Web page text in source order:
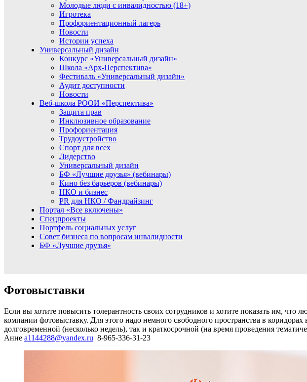
Молодые люди с инвалидностью (18+)
Игротека
Профориентационный лагерь
Новости
Истории успеха
Универсальный дизайн
Конкурс «Универсальный дизайн»
Школа «Арх-Перспектива»
Фестиваль «Универсальный дизайн»
Аудит доступности
Новости
Веб-школа РООИ «Перспектива»
Защита прав
Инклюзивное образование
Профориентация
Трудоустройство
Спорт для всех
Лидерство
Универсальный дизайн
БФ «Лучшие друзья» (вебинары)
Кино без барьеров (вебинары)
НКО и бизнес
PR для НКО / Фандрайзинг
Портал «Все включены»
Спецпроекты
Портфель социальных услуг
Совет бизнеса по вопросам инвалидности
БФ «Лучшие друзья»
Фотовыставки
Если вы хотите повысить толерантность своих сотрудников и хотите показать им,
компании фотовыставку. Для этого надо немного свободного пространства в
долговременной (несколько недель), так и краткосрочной (на время проведения
Анне a1144288@yandex.ru 8-965-336-31-23